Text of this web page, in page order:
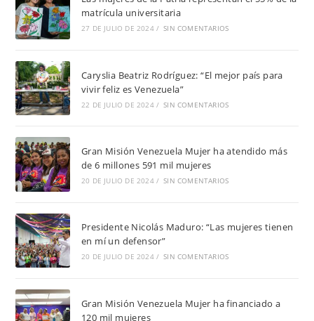
matrícula universitaria
27 DE JULIO DE 2024 / SIN COMENTARIOS
Caryslia Beatriz Rodríguez: “El mejor país para
vivir feliz es Venezuela”
22 DE JULIO DE 2024 / SIN COMENTARIOS
Gran Misión Venezuela Mujer ha atendido más
de 6 millones 591 mil mujeres
20 DE JULIO DE 2024 / SIN COMENTARIOS
Presidente Nicolás Maduro: “Las mujeres tienen
en mí un defensor”
20 DE JULIO DE 2024 / SIN COMENTARIOS
Gran Misión Venezuela Mujer ha financiado a
120 mil mujeres